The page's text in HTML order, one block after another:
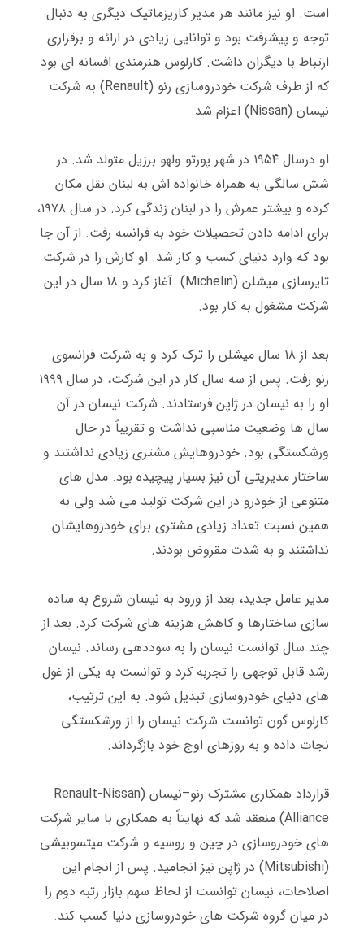
است. او نیز مانند هر مدیر کاریزماتیک دیگری به دنبال
توجه و پیشرفت بود و توانایی زیادی در ارائه و برقراری
ارتباط با دیگران داشت. کارلوس هنرمندی افسانه ای بود
که از طرف شرکت خودروسازی رنو (Renault)
به شرکت
نیسان(Nissan) اعزام شد.
او درسال ۱۹۵۴ در شهر پورتو ولهو برزیل متولد شد . در
شش سالگی به همراه خانواده اش به لبنان نقل مکان
کرده و بیشتر عمرش را در لبنان زندگی کرد.
در سال ۱۹۷۸،
برای ادامه دادن تحصیلات خود به فرانسه رفت. از آن جا
بود که وارد دنیای کسب و کار شد. او کارش را در شرکت
تایرسازی میشلن(Michelin)
آغاز کرد و ۱۸ سال در این
شرکت مشغول به کار بود.
بعد از ۱۸ سال میشلن را ترک کرد و به شرکت فرانسوی
رنو رفت.
پس از سه سال کار در این شرکت، در سال ۱۹۹۹
او را به نیسان در ژاپن فرستادند. شرکت نیسان در آن
سال ها وضعیت مناسبی نداشت و تقریباً در حال
ورشکستگی بود. خودروهایش مشتری زیادی نداشتند و
ساختار مدیریتی آن نیز بسیار پیچیده بود. مدل های
متنوعی از خودرو در این شرکت تولید می شد ولی به
همین نسبت تعداد زیادی مشتری برای خودروهایشان
نداشتند و به شدت مقروض بودند.
مدیر عامل جدید، بعد از ورود به نیسان شروع به ساده
سازی ساختارها و کاهش هزینه های شرکت کرد. بعد از
چند سال توانست نیسان را به سوددهی رساند. نیسان
رشد قابل توجهی را تجربه کرد و توانست به یکی از غول
های دنیای خودروسازی تبدیل شود. به این ترتیب،
کارلوس گون توانست شرکت نیسان را از ورشکستگی
نجات داده و به روزهای اوج خود بازگرداند.
قرارداد همکاری مشترک رنو–نیسان (Renault-Nissan
Alliance) منعقد شد که نهایتاً به همکاری با سایر شرکت
های خودروسازی در چین و روسیه و شرکت میتسوبیشی
(Mitsubishi)
در ژاپن نیز انجامید. پس از انجام این
اصلاحات، نیسان توانست از لحاظ سهم بازار رتبه دوم را
در میان گروه شرکت های خودروسازی دنیا کسب کند.